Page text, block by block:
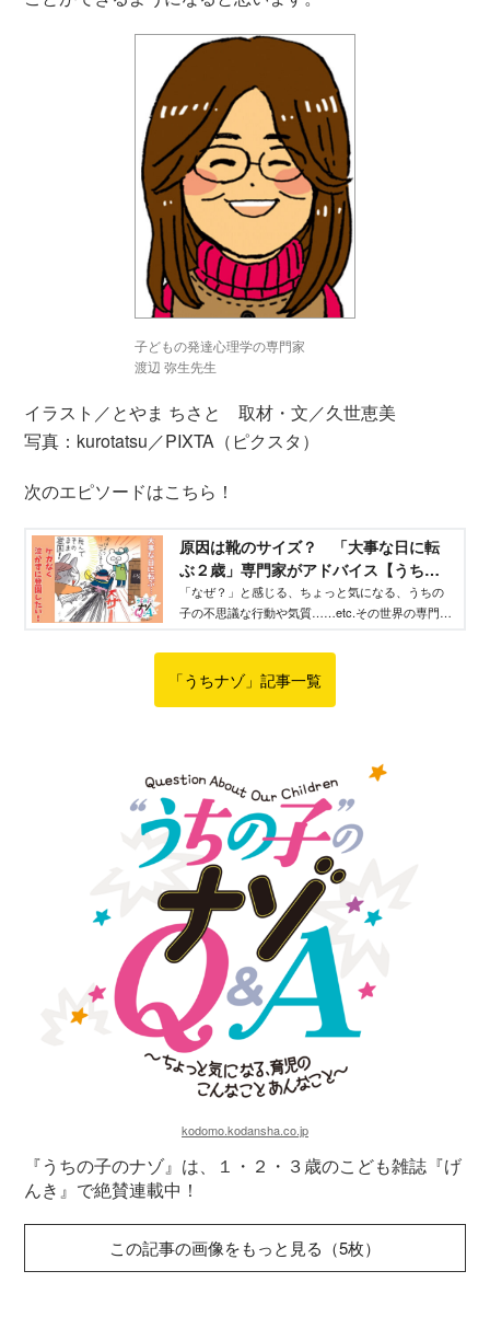
子どもの発達心理学の専門家
渡辺 弥生先生
イラスト／とやま ちさと 取材・文／久世恵美
写真：kurotatsu／PIXTA（ピクスタ）
次のエピソードはこちら！
原因は靴のサイズ？ 「大事な日に転
ぶ２歳」専門家がアドバイス【うちの
子のナゾＱ＆Ａ】 - WEB げんき｜講談
社
「なぜ？」と感じる、ちょっと気になる、うちの
子の不思議な行動や気質……etc.その世界の専門家
よく転んでしまう２歳の娘さんに悩んでいる親御
さんからのご相談です。
「うちナゾ」記事一覧
kodomo.kodansha.co.jp
『うちの子のナゾ』は、１・２・３歳のこども雑誌『げ
んき』で絶賛連載中！
この記事の画像をもっと見る（5枚）